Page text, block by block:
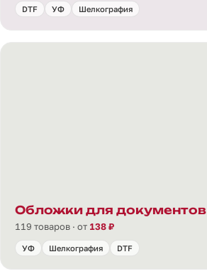
DTF УФ Шелкография
Обложки для документов
119 товаров · от 138 ₽
УФ Шелкография DTF